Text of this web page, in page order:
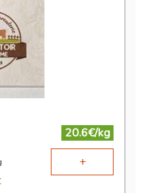
20.6€/kg
+